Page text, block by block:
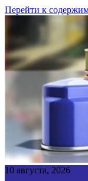
Перейти к
10 августа, 2026